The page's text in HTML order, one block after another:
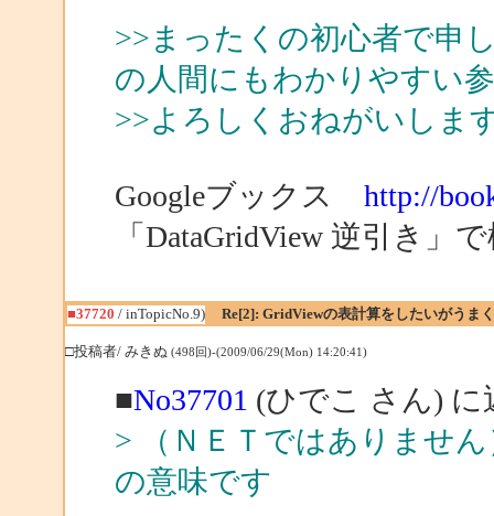
>>まったくの初心者で申
の人間にもわかりやすい
>>よろしくおねがいしま
Googleブックス http://
「DataGridView 逆引き」
■37720 / inTopicNo.9) Re[2]: GridViewの表計算をしたいがうま
□投稿者/ みきぬ (498回)-(2009/06/29(Mon) 14:20:41)
■No37701 (ひでこ さん) に
> （ＮＥＴではありませ
の意味です